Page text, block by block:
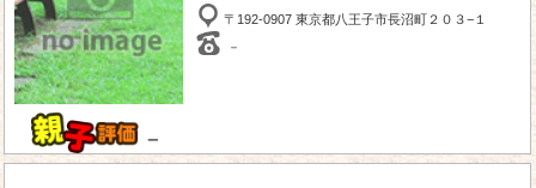
－
〒192-0907 東京都八王子市長沼町２０３−１
－